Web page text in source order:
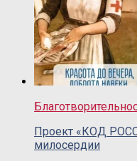
Проект «КОД
милосердии